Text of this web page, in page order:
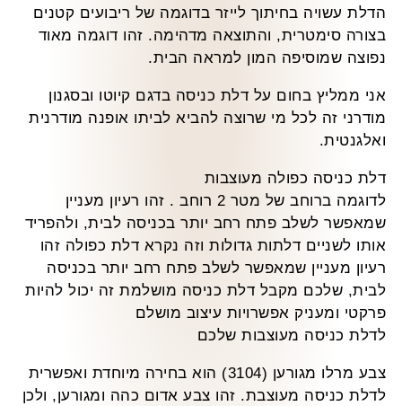
הדלת עשויה בחיתוך לייזר בדוגמה של ריבועים קטנים
בצורה סימטרית, והתוצאה מדהימה. זהו דוגמה מאוד
נפוצה שמוסיפה המון למראה הבית.
אני ממליץ בחום על דלת כניסה בדגם קיוטו ובסגנון
מודרני זה לכל מי שרוצה להביא לביתו אופנה מודרנית
ואלגנטית.
דלת כניסה כפולה מעוצבות
לדוגמה ברוחב של מטר 2 רוחב . זהו רעיון מעניין
שמאפשר לשלב פתח רחב יותר בכניסה לבית, ולהפריד
אותו לשניים דלתות גדולות וזה נקרא דלת כפולה זהו
רעיון מעניין שמאפשר לשלב פתח רחב יותר בכניסה
לבית, שלכם מקבל דלת כניסה מושלמת זה יכול להיות
פרקטי ומעניק אפשרויות עיצוב מושלם
לדלת כניסה מעוצבות שלכם
צבע מרלו מגורען (3104) הוא בחירה מיוחדת ואפשרית
לדלת כניסה מעוצבת. זהו צבע אדום כהה ומגורען, ולכן